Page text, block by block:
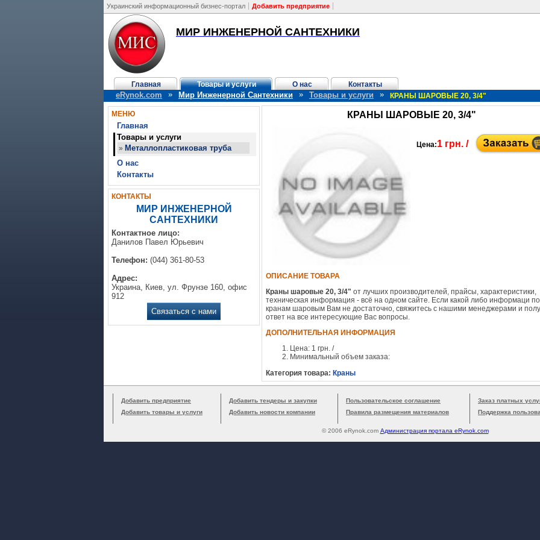
Украинский информационный бизнес-портал Добавить предприятие
МИР ИНЖЕНЕРНОЙ САНТЕХНИКИ
Главная Товары и услуги О нас Контакты
eRynok.com » Мир Инженерной Сантехники » Товары и услуги » КРАНЫ ШАРОВЫЕ 20, 3/4"
МЕНЮ
Главная
Товары и услуги
» Металлопластиковая труба
О нас
Контакты
КОНТАКТЫ
МИР ИНЖЕНЕРНОЙ
САНТЕХНИКИ
Контактное лицо:
Данилов Павел Юрьевич
Телефон: (044) 361-80-53
Адрес:
Украина, Киев, ул. Фрунзе 160, офис
912
Связаться с нами
КРАНЫ ШАРОВЫЕ 20, 3/4"
Цена:1 грн. /
ОПИСАНИЕ ТОВАРА
Краны шаровые 20, 3/4" от лучших производителей, прайсы, характеристики,
техническая информация - всё на одном сайте. Если какой либо информаци по
кранам шаровым Вам не достаточно, свяжитесь с нашими менеджерами и
ответ на все интересующие Вас вопросы.
ДОПОЛНИТЕЛЬНАЯ ИНФОРМАЦИЯ
Цена: 1 грн. /
Минимальный объем заказа:
Категория товара: Краны
Добавить предприятие
Добавить товары и услуги
Добавить тендеры и закупки
Добавить новости компании
Пользовательское соглашение
Правила размещения материалов
Заказ платных
Поддержка
© 2006 eRynok.com Администрация портала eRynok.com